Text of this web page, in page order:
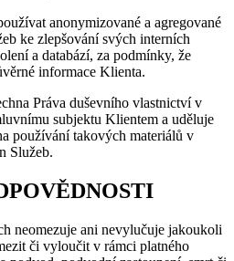
anonymizované a agregované
ke zlepšování svých interních
a databází, za podmínky, že
informace Klienta.
Práva duševního vlastnictví v
subjektu Klientem a uděluje
používání takových materiálů v
Služeb.
neomezuje ani nevylučuje jakoukoli
či vyloučit v rámci platného